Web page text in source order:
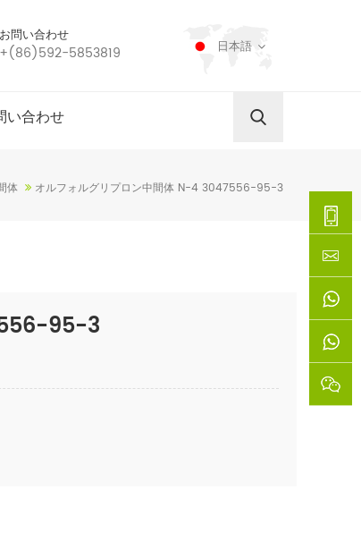
お問い合わせ
+(86)592-5853819 日本語
い合わせ
体 オルフォルグリプロン中間体 N-4 3047556-95-3
95-3 5853819